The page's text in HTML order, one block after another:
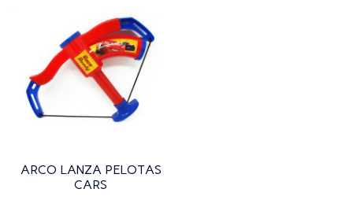
ARCO LANZA PELOTAS
CARS